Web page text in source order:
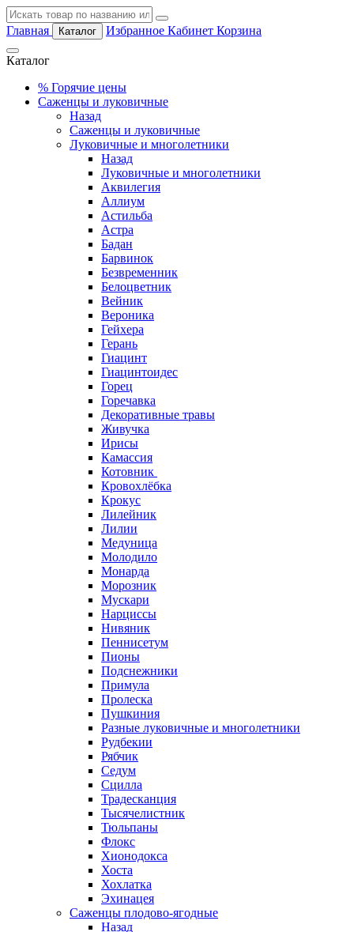
Главная Каталог Избранное Кабинет Корзина
Каталог
% Горячие цены
Саженцы и луковичные
Назад
Саженцы и луковичные
Луковичные и многолетники
Назад
Луковичные и многолетники
Аквилегия
Аллиум
Астильба
Астра
Бадан
Барвинок
Безвременник
Белоцветник
Вейник
Вероника
Гейхера
Герань
Гиацинт
Гиацинтоидес
Горец
Горечавка
Декоративные травы
Живучка
Ирисы
Камассия
Котовник
Кровохлёбка
Крокус
Лилейник
Лилии
Медуница
Молодило
Монарда
Морозник
Мускари
Нарциссы
Нивяник
Пеннисетум
Пионы
Подснежники
Примула
Пролеска
Пушкиния
Разные луковичные и многолетники
Рудбекии
Рябчик
Седум
Сцилла
Традесканция
Тысячелистник
Тюльпаны
Флокс
Хионодокса
Хоста
Хохлатка
Эхинацея
Саженцы плодово-ягодные
Назад